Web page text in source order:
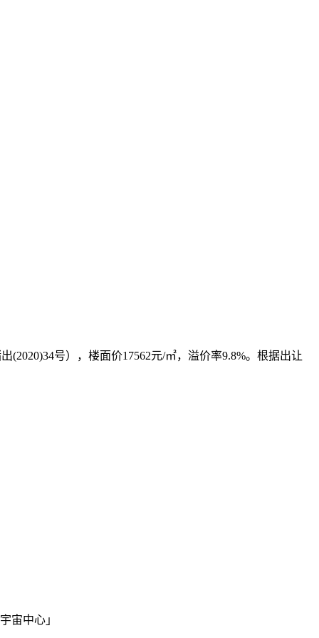
(2020)34号），楼面价17562元/㎡，溢价率9.8%。根据出让
宙中心」